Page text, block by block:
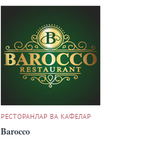
РЕСТОРАНЛАР ВА КАФЕЛАР
Barocco